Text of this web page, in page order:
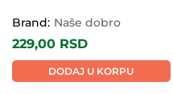
Brand: Naše dobro
229,00 RSD
DODAJ U KORPU